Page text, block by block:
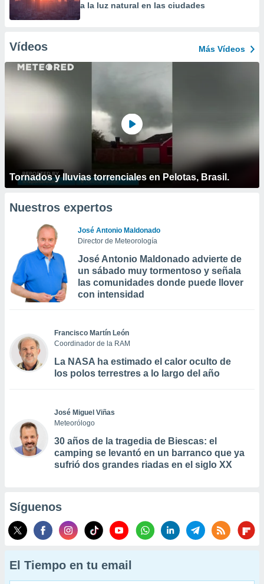
a la luz natural en las ciudades
Vídeos Más Vídeos
Tornados y lluvias torrenciales en Pelotas, Brasil.
Nuestros expertos
José Antonio Maldonado
Director de Meteorología
José Antonio Maldonado advierte de
un sábado muy tormentoso y señala
las comunidades donde puede llover
con intensidad
Francisco Martín León
Coordinador de la RAM
La NASA ha estimado el calor oculto de
los polos terrestres a lo largo del año
José Miguel Viñas
Meteorólogo
30 años de la tragedia de Biescas: el
camping se levantó en un barranco que ya
sufrió dos grandes riadas en el siglo XX
Síguenos
El Tiempo en tu email